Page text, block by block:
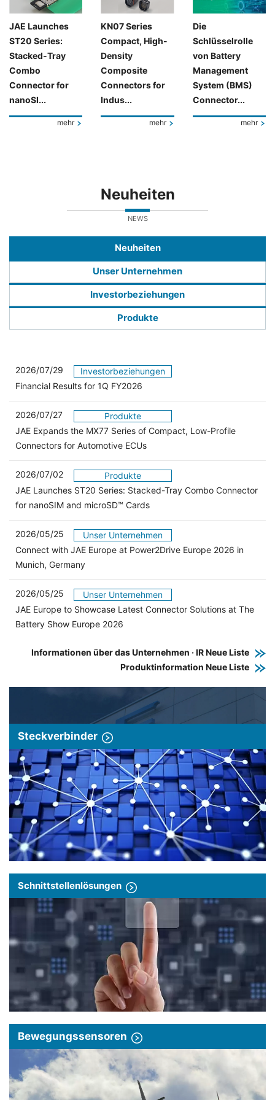
JAE Launches
ST20 Series:
Stacked-Tray
Combo
Connector for
nanoSI...
mehr
KN07 Series
Compact, High-
Density
Composite
Connectors for
Indus...
mehr
Die
Schlüsselrolle
von Battery
Management
System (BMS)
Connector...
mehr
Neuheiten
NEWS
Neuheiten
Unser Unternehmen
Investorbeziehungen
Produkte
2026/07/29
Investorbeziehungen
Financial Results for 1Q FY2026
2026/07/27
Produkte
JAE Expands the MX77 Series of Compact, Low-Profile
Connectors for Automotive ECUs
2026/07/02
Produkte
JAE Launches ST20 Series: Stacked-Tray Combo Connector
for nanoSIM and microSD™ Cards
2026/05/25
Unser Unternehmen
Connect with JAE Europe at Power2Drive Europe 2026 in
Munich, Germany
2026/05/25
Unser Unternehmen
JAE Europe to Showcase Latest Connector Solutions at The
Battery Show Europe 2026
Informationen über das Unternehmen · IR Neue Liste
Produktinformation Neue Liste
Steckverbinder
Schnittstellenlösungen
Bewegungssensoren